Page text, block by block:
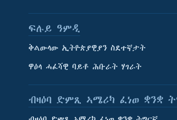
ትምህርቲ እንግሊዝኛ
ማሕበራዊ ገጻትና
ፍሉይ ዓምዲ
ቅልውላው ኢትዮጵያዊያን ስደተኛታት
ዋዕላ ሓፈሻዊ ባይቶ ሕቡራት ሃገራት
ብዛዕባ ድምጺ ኣሜሪካ ፈነወ ቋንቋ